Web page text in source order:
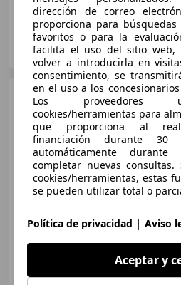
TOYOTA VALENCIA (Sakurauto S.A.)
ES-46014 VALENCIA
Plus
€
85 kW (116 CV)
dirección de correo
proporciona para
favoritos o para la
facilita el uso del sitio
volver a introducirla en
consentimiento, se
en el uso a los
Los proveedores
cookies/herramientas para
que proporciona al
financiación durante
automáticamente
completar nuevas
cookies/herramientas, estas
se pueden utilizar total o
Política de privacidad | Aviso
Aceptar y